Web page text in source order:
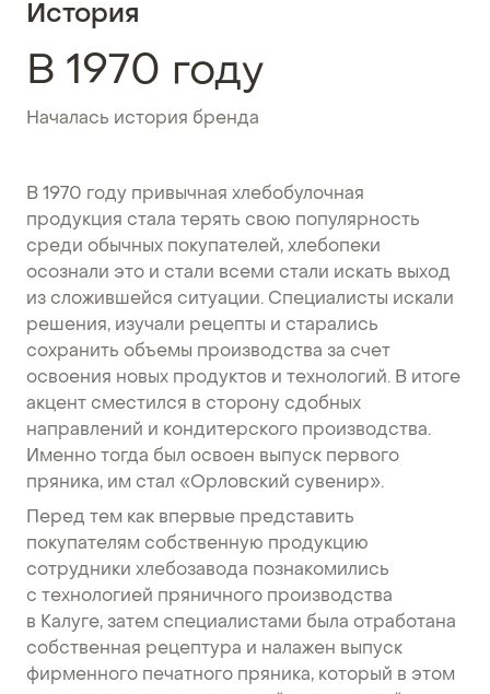
История
В 1970 году
Началась история бренда
В 1970 году привычная хлебобулочная
продукция стала терять свою популярность
среди обычных покупателей, хлебопеки
осознали это и стали всеми стали искать выход
из сложившейся ситуации. Специалисты искали
решения, изучали рецепты и старались
сохранить объемы производства за счет
освоения новых продуктов и технологий. В итоге
акцент сместился в сторону сдобных
направлений и кондитерского производства.
Именно тогда был освоен выпуск первого
пряника, им стал «Орловский сувенир».
Перед тем как впервые представить
покупателям собственную продукцию
сотрудники хлебозавода познакомились
с технологией пряничного производства
в Калуге, затем специалистами была отработана
собственная рецептура и налажен выпуск
фирменного печатного пряника, который в этом